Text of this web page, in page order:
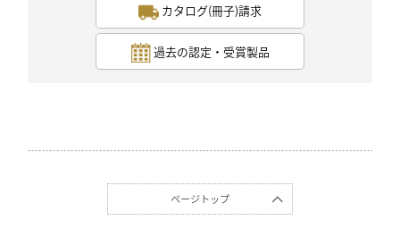
カタログ(冊子)請求
過去の認定・受賞製品
ページトップ